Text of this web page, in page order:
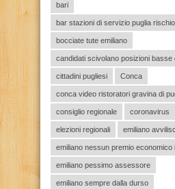
bari
bar stazioni di servizio puglia
bocciate tute emiliano
candidati scivolano posizioni
cittadini pugliesi Conca
conca video ristoratori gravina di
consiglio regionale coronavirus
elezioni regionali emiliano
emiliano nessun premio economico
emiliano pessimo assessore
emiliano sempre dalla durso